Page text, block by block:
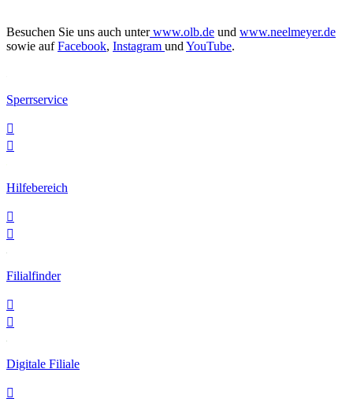
Besuchen Sie uns auch unterwww.olb.de und www.neelmeyer.de
sowie aufFacebook, Instagram und YouTube.
Sperrservice


Hilfebereich


Filialfinder


Digitale Filiale
